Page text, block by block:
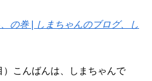
の巻 | しまちゃんのブログ、し
こんばんは、しまちゃんで